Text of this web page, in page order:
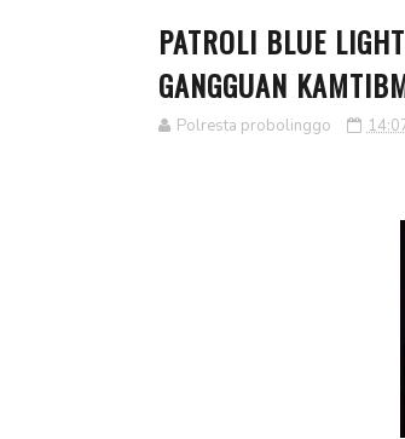
PATROLI BLUE
GANGGUAN
Polresta probolinggo